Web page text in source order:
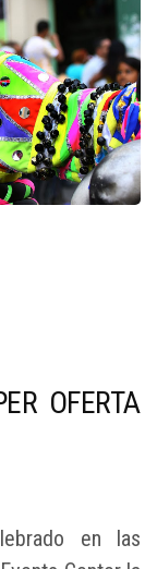
OFERTA
en las